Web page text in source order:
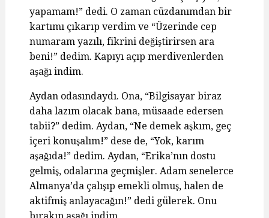
yapamam!” dedi. O zaman cüzdanımdan bir
kartımı çıkarıp verdim ve “Üzerinde cep
numaram yazılı, fikrini değiştirirsen ara
beni!” dedim. Kapıyı açıp merdivenlerden
aşağı indim.
Aydan odasındaydı. Ona, “Bilgisayar biraz
daha lazım olacak bana, müsaade edersen
tabii?” dedim. Aydan, “Ne demek aşkım, geç
içeri konuşalım!” dese de, “Yok, karım
aşağıda!” dedim. Aydan, “Erika’nın dostu
gelmiş, odalarına geçmişler. Adam senelerce
Almanya’da çalışıp emekli olmuş, halen de
aktifmiş anlayacağın!” dedi gülerek. Onu